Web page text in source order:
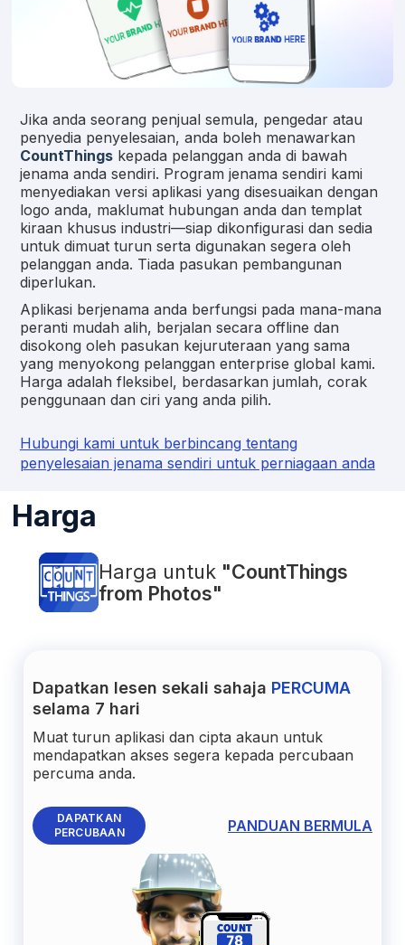
Jika anda seorang penjual semula, pengedar atau
penyedia penyelesaian, anda boleh menawarkan
CountThingskepada pelanggan anda di bawah
jenama anda sendiri. Program jenama sendiri kami
menyediakan versi aplikasi yang disesuaikan dengan
logo anda, maklumat hubungan anda dan templat
kiraan khusus industri—siap dikonfigurasi dan sedia
untuk dimuat turun serta digunakan segera oleh
pelanggan anda. Tiada pasukan pembangunan
diperlukan.
Aplikasi berjenama anda berfungsi pada mana-mana
peranti mudah alih, berjalan secara offline dan
disokong oleh pasukan kejuruteraan yang sama
yang menyokong pelanggan enterprise global kami.
Harga adalah fleksibel, berdasarkan jumlah, corak
penggunaan dan ciri yang anda pilih.
Hubungi kami untuk berbincang tentang
penyelesaian jenama sendiri untuk perniagaan anda
Harga
Harga untuk "CountThings
from Photos"
Dapatkan lesen sekali sahaja PERCUMA
selama 7 hari
Muat turun aplikasi dan cipta akaun untuk
mendapatkan akses segera kepada percubaan
percuma anda.
DAPATKAN
PERCUBAAN
PANDUAN BERMULA